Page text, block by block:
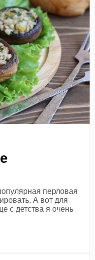
перловая
А вот для
с детства я очень